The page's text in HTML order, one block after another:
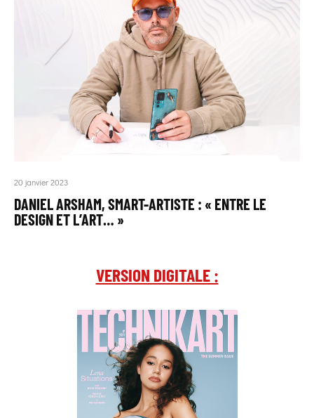
20 janvier 2023
DANIEL ARSHAM, SMART-ARTISTE : « ENTRE LE
DESIGN ET L’ART… »
VERSION DIGITALE :